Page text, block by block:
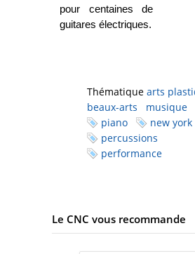
pour centaines de
guitares électriques.
Thématique arts
beaux-arts
musique
piano
new york
percussions
performance
Le CNC vous recommande